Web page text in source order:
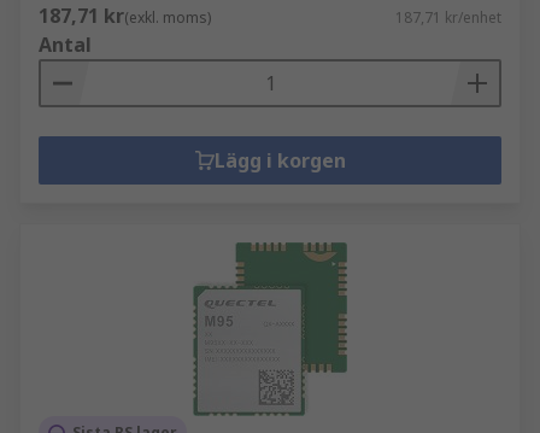
187,71 kr(exkl. moms) 187,71 kr/enhet
Antal
Lägg i korgen